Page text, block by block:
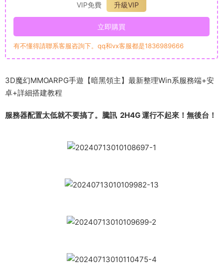
VIP免費
升級VIP
立即購買
有不懂得請聯系客服咨詢下。qq和vx客服都是1836989666
3D魔幻MMOARPG手遊【暗黑領主】最新整理Win系服務端+安
卓+詳細搭建教程
服務器配置太低就不要搞了。騰訊 2H4G 運行不起來！無後台！